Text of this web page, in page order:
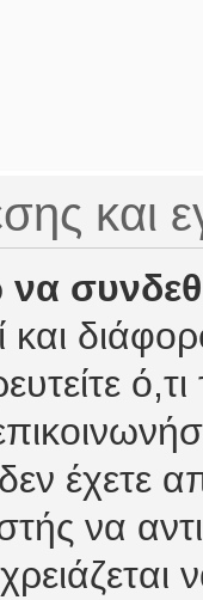
και
να
δεν έχετε
να